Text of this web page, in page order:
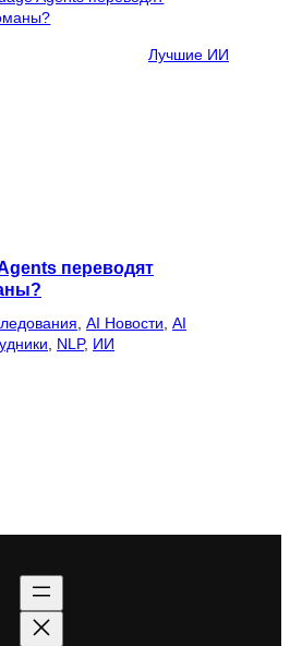
Лучшие ИИ
переводят
AI Новости AI
NLP, ИИ